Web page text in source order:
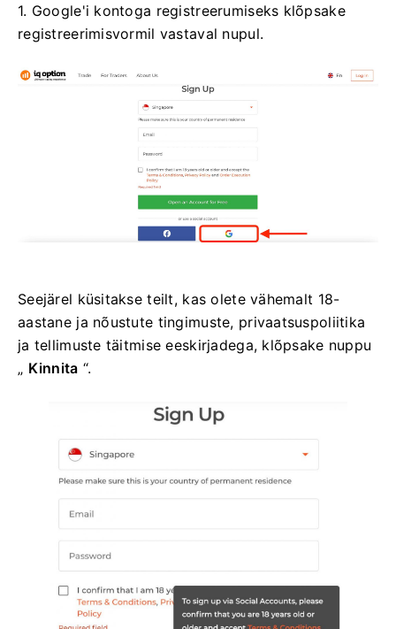
1. Google'i kontoga registreerumiseks klõpsake
registreerimisvormil vastaval nupul.
Seejärel küsitakse teilt, kas olete vähemalt 18-
aastane ja nõustute tingimuste, privaatsuspoliitika
ja tellimuste täitmise eeskirjadega, klõpsake nuppu
„ Kinnita “.